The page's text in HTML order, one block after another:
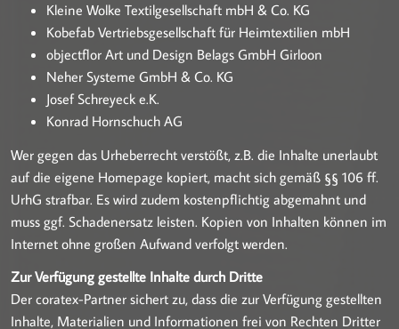
Kleine Wolke Textilgesellschaft mbH & Co. KG
Kobefab Vertriebsgesellschaft für Heimtextilien mbH
objectflor Art und Design Belags GmbH Girloon
Neher Systeme GmbH & Co. KG
Josef Schreyeck e.K.
Konrad Hornschuch AG
Wer gegen das Urheberrecht verstößt, z.B. die Inhalte unerlaubt
auf die eigene Homepage kopiert, macht sich gemäß §§ 106 ff.
UrhG strafbar. Es wird zudem kostenpflichtig abgemahnt und
muss ggf. Schadenersatz leisten. Kopien von Inhalten können im
Internet ohne großen Aufwand verfolgt werden.
Zur Verfügung gestellte Inhalte durch Dritte
Der coratex-Partner sichert zu, dass die zur Verfügung gestellten
Inhalte, Materialien und Informationen frei von Rechten Dritter